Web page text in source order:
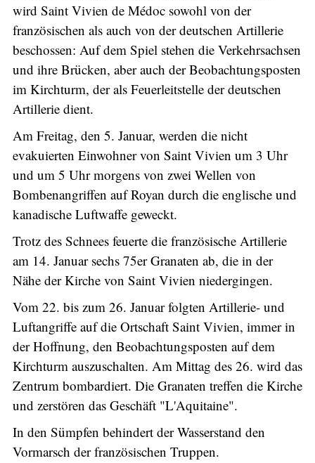
wird Saint Vivien de Médoc sowohl von der
französischen als auch von der deutschen Artillerie
beschossen: Auf dem Spiel stehen die Verkehrsachsen
und ihre Brücken, aber auch der Beobachtungsposten
im Kirchturm, der als Feuerleitstelle der deutschen
Artillerie dient.
Am Freitag, den 5. Januar, werden die nicht
evakuierten Einwohner von Saint Vivien um 3 Uhr
und um 5 Uhr morgens von zwei Wellen von
Bombenangriffen auf Royan durch die englische und
kanadische Luftwaffe geweckt.
Trotz des Schnees feuerte die französische Artillerie
am 14. Januar sechs 75er Granaten ab, die in der
Nähe der Kirche von Saint Vivien niedergingen.
Vom 22. bis zum 26. Januar folgten Artillerie- und
Luftangriffe auf die Ortschaft Saint Vivien, immer in
der Hoffnung, den Beobachtungsposten auf dem
Kirchturm auszuschalten. Am Mittag des 26. wird das
Zentrum bombardiert. Die Granaten treffen die Kirche
und zerstören das Geschäft "L'Aquitaine".
In den Sümpfen behindert der Wasserstand den
Vormarsch der französischen Truppen.